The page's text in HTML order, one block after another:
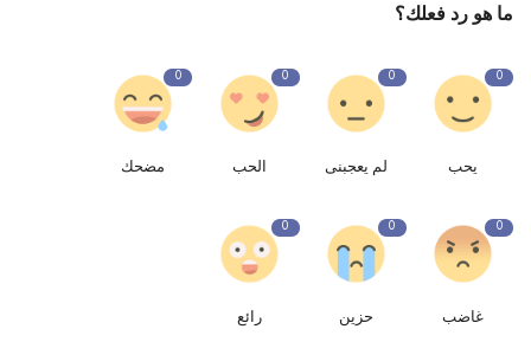
ما هو رد فعلك؟
0
يحب
0
لم يعجبنى
0
الحب
0
مضحك
0
غاضب
0
حزين
0
رائع